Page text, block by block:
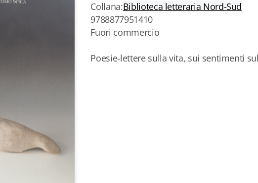
Collana:Biblioteca letteraria Nord-Sud
9788877951410
Fuori commercio
Poesie-lettere sulla vita, sui sentimenti